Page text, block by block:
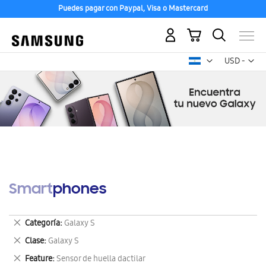
Puedes pagar con Paypal, Visa o Mastercard
USD -
dólar
Mi carrito
Smartphones
Categoría Galaxy S
Eliminar
este
artículo
Clase Galaxy S
Eliminar
este
Feature Sensor de huella dactilar
Eliminar